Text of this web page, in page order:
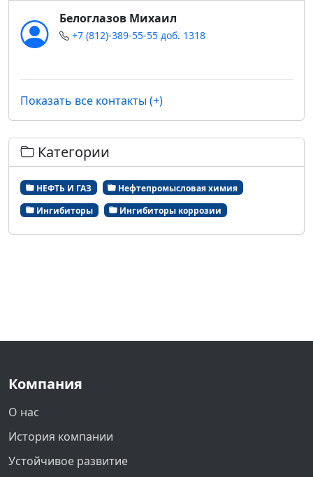
Белоглазов Михаил
+7 (812)-389-55-55 доб. 1318
Показать все контакты (+)
Категории
НЕФТЬ И ГАЗ
Нефтепромысловая химия
Ингибиторы
Ингибиторы коррозии
Компания
О нас
История компании
Устойчивое развитие